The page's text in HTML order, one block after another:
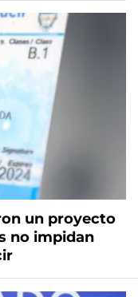
un proyecto
no impidan